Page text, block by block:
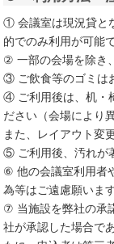
① 会議室は現況貸と
的でのみ利用が可能
② 一部の会場を除き
③ ご飲食等のゴミは
④ ご利用後は、机・
ださい（会場により
また、レイアウト変
⑤ ご利用後、汚れが
⑥ 他の会議室利用者
為等はご遠慮願います
⑦ 当施設を弊社の承
社が承認した場合で